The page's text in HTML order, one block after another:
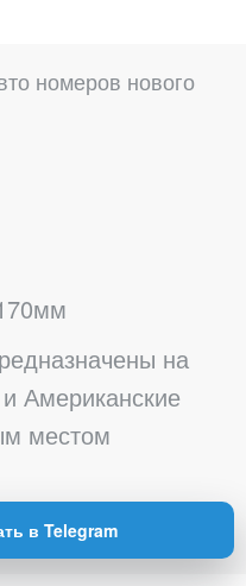
в Telegram
на
Американские
местом